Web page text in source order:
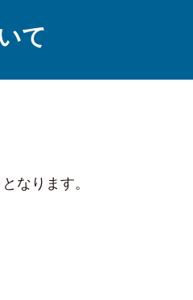
て
なります。